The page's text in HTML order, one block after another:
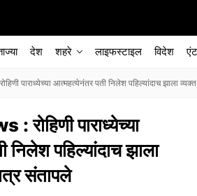
देश शहरे लाइफस्टाइल विदेश
पाराध्येच्या आत्महत्येनंतर पती निलेश पहिल्यांदाच झाला
पाराध्येच्या
पहिल्यांदाच झाला
संतापले